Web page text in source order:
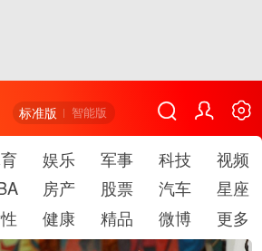
标准版 智能版
娱乐 军事 科技
视频
房产 股票 汽车
星座
健康 精品 微博 更多